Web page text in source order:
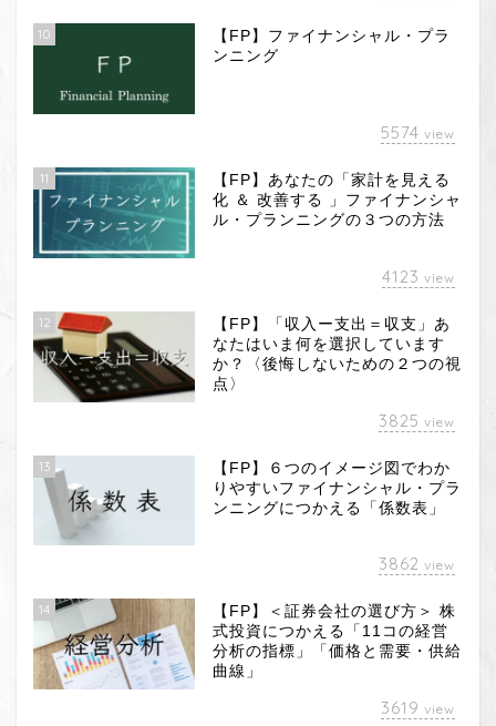
10
【FP】ファイナンシャル・プラ
ンニング
5574 view
11
【FP】あなたの「家計を見える
化 ＆ 改善する 」ファイナンシャ
ル・プランニングの３つの方法
4123 view
12
【FP】「収入ー支出＝収支」あ
なたはいま何を選択しています
か？〈後悔しないための２つの視
点〉
3825 view
13
【FP】６つのイメージ図でわか
りやすいファイナンシャル・プラ
ンニングにつかえる「係数表」
3862 view
14
【FP】＜証券会社の選び方＞ 株
式投資につかえる「11コの経営
分析の指標」「価格と需要・供給
曲線」
3619 view